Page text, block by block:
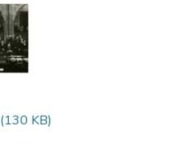
(130 KB)